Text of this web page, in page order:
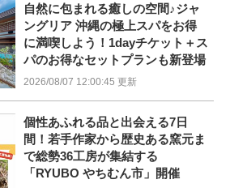
自然に包まれる癒しの空間♪ジャ
ングリア 沖縄の極上スパをお得
に満喫しよう！1dayチケット＋ス
パのお得なセットプランも新登場
2026/08/07 12:00:45 更新
個性あふれる品と出会える7日
間！若手作家から歴史ある窯元ま
で総勢36工房が集結する
「RYUBO やちむん市」開催